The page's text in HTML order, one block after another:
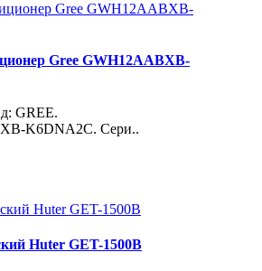
Gree GWH12AABXB-
GREE.
Сери..
Huter GET-1500B